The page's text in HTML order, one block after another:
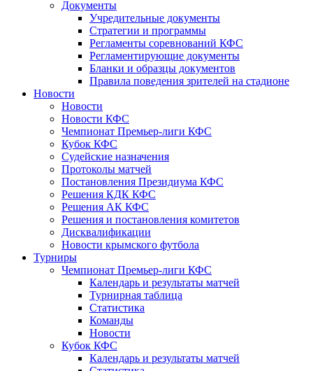
Документы
Учредительные документы
Стратегии и программы
Регламенты соревнований КФС
Регламентирующие документы
Бланки и образцы документов
Правила поведения зрителей на стадионе
Новости
Новости
Новости КФС
Чемпионат Премьер-лиги КФС
Кубок КФС
Судейские назначения
Протоколы матчей
Постановления Президиума КФС
Решения КДК КФС
Решения АК КФС
Решения и постановления комитетов
Дисквалификации
Новости крымского футбола
Турниры
Чемпионат Премьер-лиги КФС
Календарь и результаты матчей
Турнирная таблица
Статистика
Команды
Новости
Кубок КФС
Календарь и результаты матчей